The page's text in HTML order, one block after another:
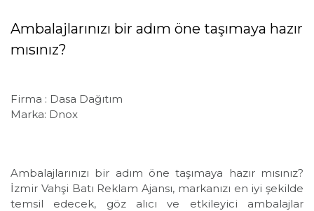
Ambalajlarınızı bir adım öne taşımaya hazır
mısınız?
Firma : Dasa Dağıtım
Marka: Dnox
Ambalajlarınızı bir adım öne taşımaya hazır mısınız?
İzmir Vahşi Batı Reklam Ajansı, markanızı en iyi şekilde
temsil edecek, göz alıcı ve etkileyici ambalajlar